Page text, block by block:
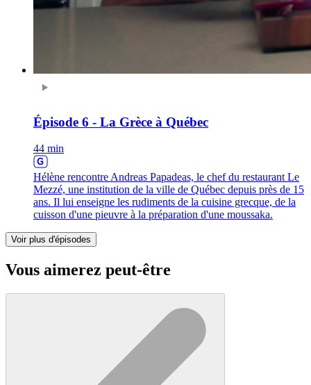
Épisode 6 - La Grèce à Québec
44 min
Hélène rencontre Andreas Papadeas, le chef du restaurant Le
Mezzé, une institution de la ville de Québec depuis près de 15
ans. Il lui enseigne les rudiments de la cuisine grecque, de la
cuisson d'une pieuvre à la préparation d'une moussaka.
Voir plus d'épisodes
Vous aimerez peut-être